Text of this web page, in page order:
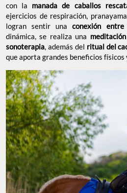
con la manada de caballos
ejercicios de respiración,
logran sentir unaconexión entre
dinámica, se realiza una
sonoterapia, además del ritual del
que aporta grandes beneficios físicos